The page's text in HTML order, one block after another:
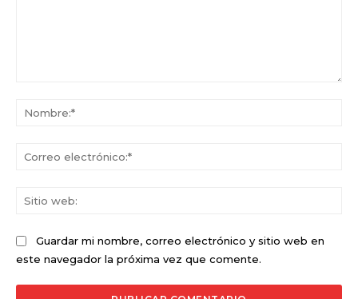
Guardar mi nombre, correo electrónico y sitio web en
este navegador la próxima vez que comente.